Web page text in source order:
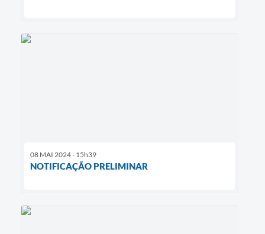
08 MAI 2024 - 15h39
NOTIFICAÇÃO PRELIMINAR